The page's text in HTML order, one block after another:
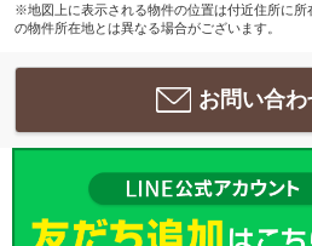
※地図上に表示される物件の位置は付近住所に
の物件所在地とは異なる場合がございます。
お問い合